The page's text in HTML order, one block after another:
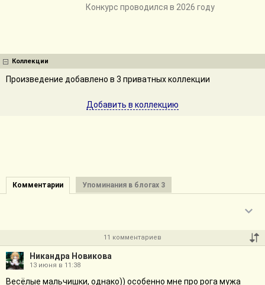
Конкурс проводился в 2026 году
Коллекции
Произведение добавлено в 3 приватных коллекции
Добавить в коллекцию
Комментарии Упоминания в блогах 3
11 комментариев
Никандра Новикова
13 июня в 11:38
Весёлые мальчишки, однако)) особенно мне про рога мужа